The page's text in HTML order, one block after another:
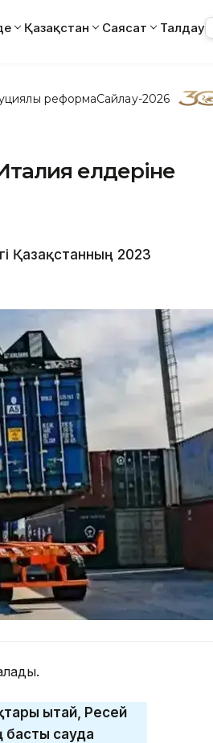
Қазақстан Саясат Талдау
реформаСайлау-2026
елдеріне
Қазақстанның 2023
Қытай, Ресей
басты сауда